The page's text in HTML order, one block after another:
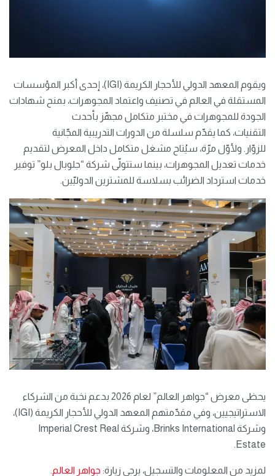
ويقوم المعهد الدولي للأحجار الكريمة (IGI)، إحدى أكبر المؤسسات
المستقلة في العالم في تصنيف واعتماد المجوهرات، بمنح شهادات
الجودة للمجوهرات في مختبر متكامل مجهّز بأحدث
التقنيات، كما يقدّم سلسلة من الدورات التدريبية المجّانية
للزوّار. ولأوّل مرّة، سيُتاح مشغل متكامل داخل المعرض لتقديم
خدمات تعديل المجوهرات، بينما ستتولّى شركة “جلوبال بلو” توفير
خدمات استرداد الضرائب بسلاسة للمشترين الدوليّين.
يحظى معرض “جواهر العالم” لعام 2026 بدعم نخبة من الشركاء
الاستراتيجيين، وفي مقدّمتهم المعهد الدولي للأحجار الكريمة (IGI)،
وشركة Brinks International، وشركة Imperial Crest Real
Estate.
لمزيد من المعلومات والتسجيل، يرجى زيارة: جواهر العالم.